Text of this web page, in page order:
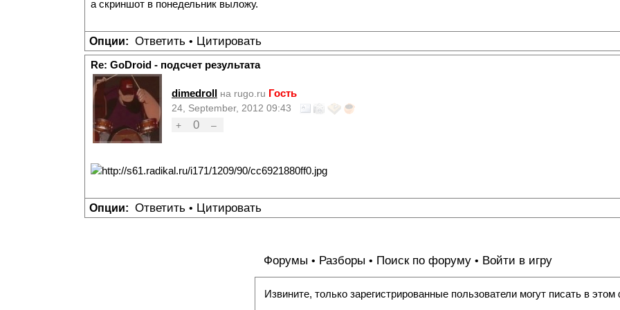
а скриншот в понедельник выложу.
Опции: Ответить • Цитировать
Re: GoDroid - подсчет результата
dimedroll на rugo.ru Гость
24, September, 2012 09:43
+
0 –
Опции: Ответить • Цитировать
Форумы • Разборы • Поиск по форуму • Войти в игру
Извините, только зарегистрированные пользователи могут писать в